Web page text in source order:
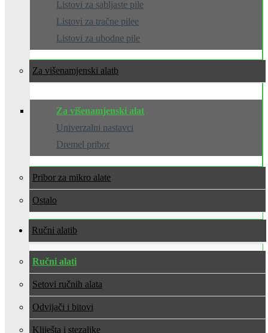
Listovi za sabljaste pile
Listovi za tračne pilee
Listovi za ubodne pile
Za višenamjenski alat
Za višenamjenski alat
Univerzalni nastavci
Dremel pribor
Pribor za mikro alate
Ostalo
Ručni alati
Ručni alati
Setovi ručnih alata
Odvijači i bitovi
Kliješta i stezaljke